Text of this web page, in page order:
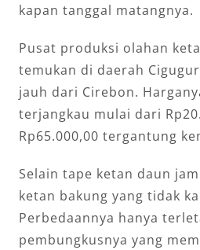
kapan tanggal matangnya.
Pusat produksi olahan
temukan di daerah
jauh dari Cirebon.
terjangkau mulai dari
Rp65.000,00 tergantung
Selain tape ketan daun
ketan bakung yang tidak
Perbedaannya hanya
pembungkusnya yang